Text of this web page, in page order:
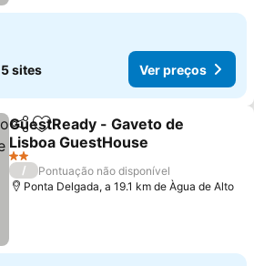
5 sites Ver preços
PartilharAdicionar aos favoritos
GuestReady - Gaveto de
Lisboa GuestHouse
2 Estrelas
/
Pontuação não disponível
Ponta Delgada, a 19.1 km de Àgua de Alto